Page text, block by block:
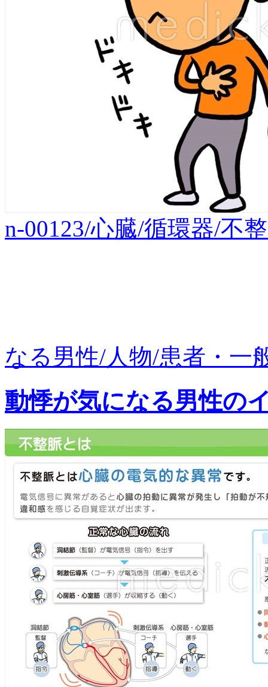
n-00123/心臓/循環器/不
なる男性/人物/患者・一
動悸が気になる男性の